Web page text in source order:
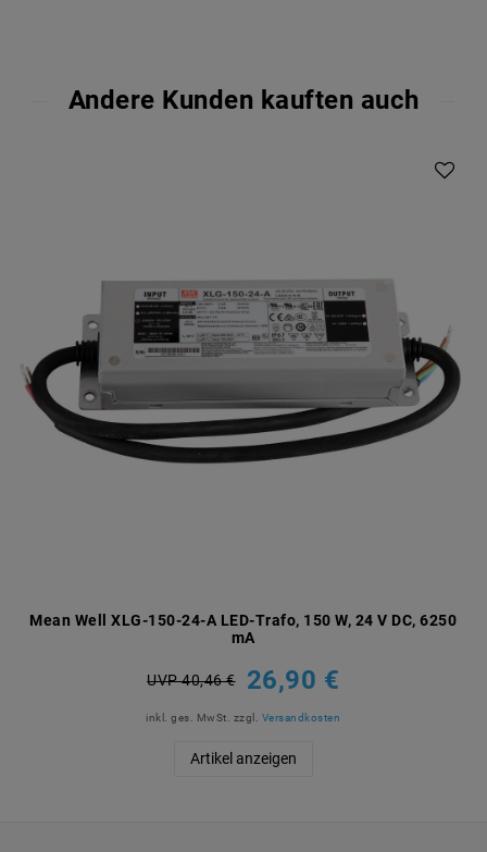
Andere Kunden kauften auch
Mean Well XLG-150-24-A LED-Trafo, 150 W, 24 V DC, 6250
mA
UVP 40,46 € 26,90 €
inkl. ges. MwSt. zzgl. Versandkosten
Artikel anzeigen